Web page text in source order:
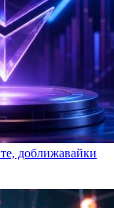
доближавайки